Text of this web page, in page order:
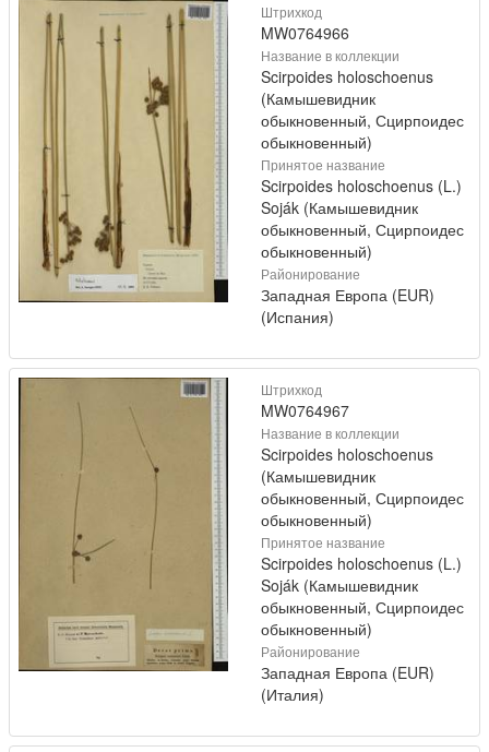
Штрихкод
MW0764966
Название в коллекции
Scirpoides holoschoenus
(Камышевидник
обыкновенный, Сцирпоидес
обыкновенный)
Принятое название
Scirpoides holoschoenus (L.)
Soják (Камышевидник
обыкновенный, Сцирпоидес
обыкновенный)
Районирование
Западная Европа (EUR)
(Испания)
Штрихкод
MW0764967
Название в коллекции
Scirpoides holoschoenus
(Камышевидник
обыкновенный, Сцирпоидес
обыкновенный)
Принятое название
Scirpoides holoschoenus (L.)
Soják (Камышевидник
обыкновенный, Сцирпоидес
обыкновенный)
Районирование
Западная Европа (EUR)
(Италия)